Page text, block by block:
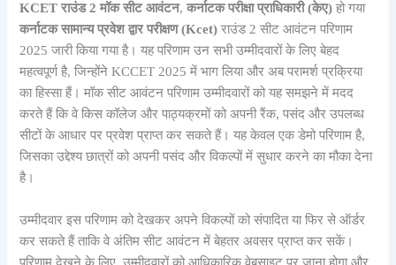
KCET राउंड 2 मॉक सीट आवंटन,कर्नाटक परीक्षा प्राधिकारी(केए) हो गया
कर्नाटक सामान्य प्रवेश द्वार परीक्षण (Kcet) राउंड 2 सीट आवंटन परिणाम
2025 जारी किया गया है। यह परिणाम उन सभी उम्मीदवारों के लिए बेहद
महत्वपूर्ण है, जिन्होंने KCCET 2025 में भाग लिया और अब परामर्श प्रक्रिया
का हिस्सा हैं। मॉक सीट आवंटन परिणाम उम्मीदवारों को यह समझने में मदद
करते हैं कि वे किस कॉलेज और पाठ्यक्रमों को अपनी रैंक, पसंद और उपलब्ध
सीटों के आधार पर प्रवेश प्राप्त कर सकते हैं। यह केवल एक डेमो परिणाम है,
जिसका उद्देश्य छात्रों को अपनी पसंद और विकल्पों में सुधार करने का मौका देना
है।
उम्मीदवार इस परिणाम को देखकर अपने विकल्पों को संपादित या फिर से ऑर्डर
कर सकते हैं ताकि वे अंतिम सीट आवंटन में बेहतर अवसर प्राप्त कर सकें।
परिणाम देखने के लिए, उम्मीदवारों को आधिकारिक वेबसाइट पर जाना होगा और